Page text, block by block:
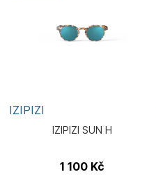
IZIPIZI
IZIPIZI SUN H
1 100 Kč